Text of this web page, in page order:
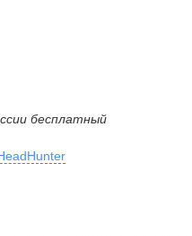
бесплатный